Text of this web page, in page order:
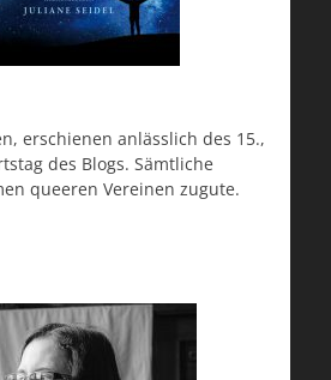
erschienen anlässlich des 15.,
des Blogs. Sämtliche
queeren Vereinen zugute.